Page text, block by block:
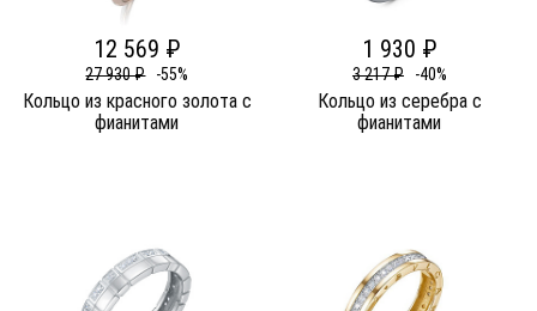
12 569 ₽
27 930 ₽ -55%
Кольцо из красного золота c
фианитами
1 930 ₽
3 217 ₽ -40%
Кольцо из серебра c
фианитами